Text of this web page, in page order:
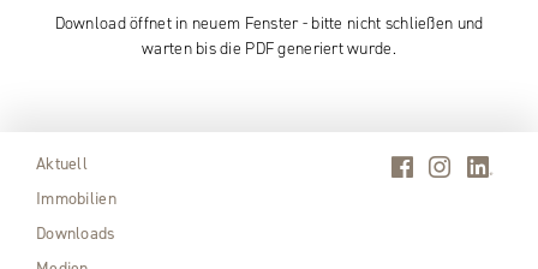
Download öffnet in neuem Fenster - bitte nicht schließen und
warten bis die PDF generiert wurde.
Aktuell
Immobilien
Downloads